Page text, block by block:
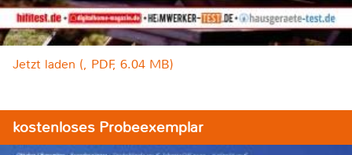
Jetzt laden (, PDF, 6.04 MB)
kostenloses Probeexemplar